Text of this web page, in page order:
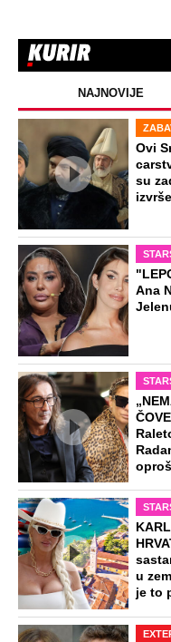
NAJNOVIJE
Ovi
su
Ana
u
je to